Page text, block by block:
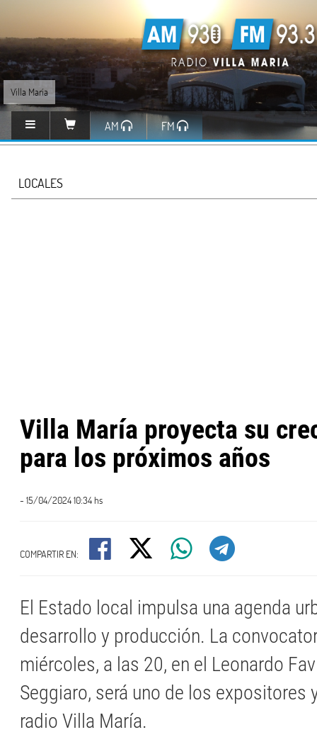
Villa María
AM FM
LOCALES
Villa María proyecta su
para los próximos años
- 15/04/2024 10:34 hs
COMPARTIR EN:
El Estado local impulsa una agenda
desarrollo y producción. La
miércoles, a las 20, en el Leonardo
Seggiaro, será uno de los expositores
radio Villa María.